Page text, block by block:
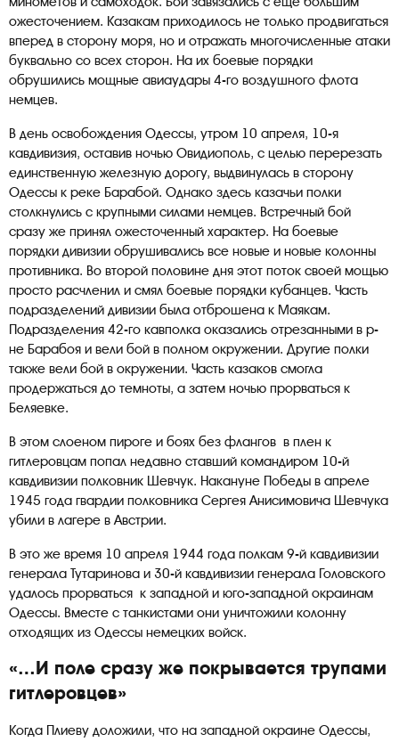
ожесточением. Казакам приходилось не только продвигаться
вперед в сторону моря, но и отражать многочисленные атаки
буквально со всех сторон. На их боевые порядки
обрушились мощные авиаудары 4-го воздушного флота
немцев.
В день освобождения Одессы, утром 10 апреля, 10-я
кавдивизия, оставив ночью Овидиополь, с целью перерезать
единственную железную дорогу, выдвинулась в сторону
Одессы к реке Барабой. Однако здесь казачьи полки
столкнулись с крупными силами немцев. Встречный бой
сразу же принял ожесточенный характер. На боевые
порядки дивизии обрушивались все новые и новые колонны
противника. Во второй половине дня этот поток своей мощью
просто расчленил и смял боевые порядки кубанцев. Часть
подразделений дивизии была отброшена к Маякам.
Подразделения 42-го кавполка оказались отрезанными в р-
не Барабоя и вели бой в полном окружении. Другие полки
также вели бой в окружении. Часть казаков смогла
продержаться до темноты, а затем ночью прорваться к
Беляевке.
В этом слоеном пироге и боях без флангов в плен к
гитлеровцам попал недавно ставший командиром 10-й
кавдивизии полковник Шевчук. Накануне Победы в апреле
1945 года гвардии полковника Сергея Анисимовича Шевчука
убили в лагере в Австрии.
В это же время 10 апреля 1944 года полкам 9-й кавдивизии
генерала Тутаринова и 30-й кавдивизии генерала Головского
удалось прорваться к западной и юго-западной окраинам
Одессы. Вместе с танкистами они уничтожили колонну
отходящих из Одессы немецких войск.
«…И поле сразу же покрывается трупами
гитлеровцев»
Когда Плиеву доложили, что на западной окраине Одессы,